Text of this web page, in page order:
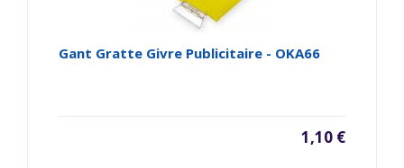
Gant Gratte Givre Publicitaire - OKA66
1,10 €